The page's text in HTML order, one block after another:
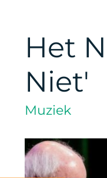
Thema’s
Het
Niet'
Muziek